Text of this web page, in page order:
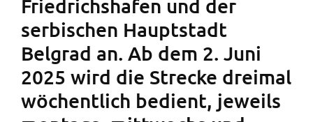
Friedrichshafen und der
serbischen Hauptstadt
Belgrad an. Ab dem 2. Juni
2025 wird die Strecke dreimal
wöchentlich bedient, jeweils